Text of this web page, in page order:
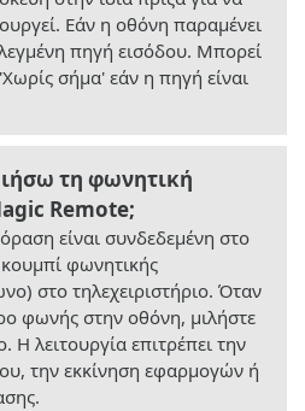
Εάν η οθόνη παραμένει
πηγή εισόδου. Μπορεί
σήμα' εάν η πηγή είναι
τη φωνητική
Remote;
είναι συνδεδεμένη στο
φωνητικής
στο τηλεχειριστήριο. Όταν
φωνής στην οθόνη, μιλήστε
λειτουργία επιτρέπει την
την εκκίνηση εφαρμογών ή